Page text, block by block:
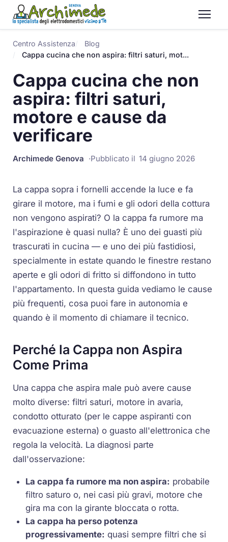
Centro Assistenza
Blog
Cappa cucina che non aspira: filtri saturi, mot...
Cappa cucina che non
aspira: filtri saturi,
motore e cause da
verificare
Archimede Genova Pubblicato il 14 giugno 2026
La cappa sopra i fornelli accende la luce e fa
girare il motore, ma i fumi e gli odori della cottura
non vengono aspirati? O la cappa fa rumore ma
l'aspirazione è quasi nulla? È uno dei guasti più
trascurati in cucina — e uno dei più fastidiosi,
specialmente in estate quando le finestre restano
aperte e gli odori di fritto si diffondono in tutto
l'appartamento. In questa guida vediamo le cause
più frequenti, cosa puoi fare in autonomia e
quando è il momento di chiamare il tecnico.
Perché la Cappa non Aspira
Come Prima
Una cappa che aspira male può avere cause
molto diverse: filtri saturi, motore in avaria,
condotto otturato (per le cappe aspiranti con
evacuazione esterna) o guasto all'elettronica che
regola la velocità. La diagnosi parte
dall'osservazione:
La cappa fa rumore ma non aspira: probabile
filtro saturo o, nei casi più gravi, motore che
gira ma con la girante bloccata o rotta.
La cappa ha perso potenza
progressivamente: quasi sempre filtri che si